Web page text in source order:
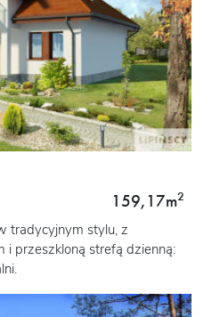
159,17m2
tradycyjnym stylu, z
przeszkloną strefą dzienną: